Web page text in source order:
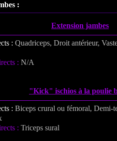
:
Extension jambes
: Quadriceps, Droit antérieur,
: N/A
"Kick" ischios à la poulie
: Biceps crural ou fémoral, Demi-
: Triceps sural